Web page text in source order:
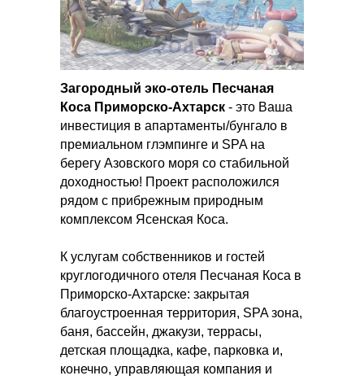
Загородный эко-отель Песчаная
Коса Приморско-Ахтарск - это Ваша
инвестиция в апартаменты/бунгало в
премиальном глэмпинге и SPA на
берегу Азовского моря со стабильной
доходностью! Проект расположился
рядом с прибрежным природным
комплексом Ясенская Коса.
К услугам собственников и гостей
круглогодичного отеля Песчаная Коса в
Приморско-Ахтарске: закрытая
благоустроенная территория, SPA зона,
баня, бассейн, джакузи, террасы,
детская площадка, кафе, парковка и,
конечно, управляющая компания и